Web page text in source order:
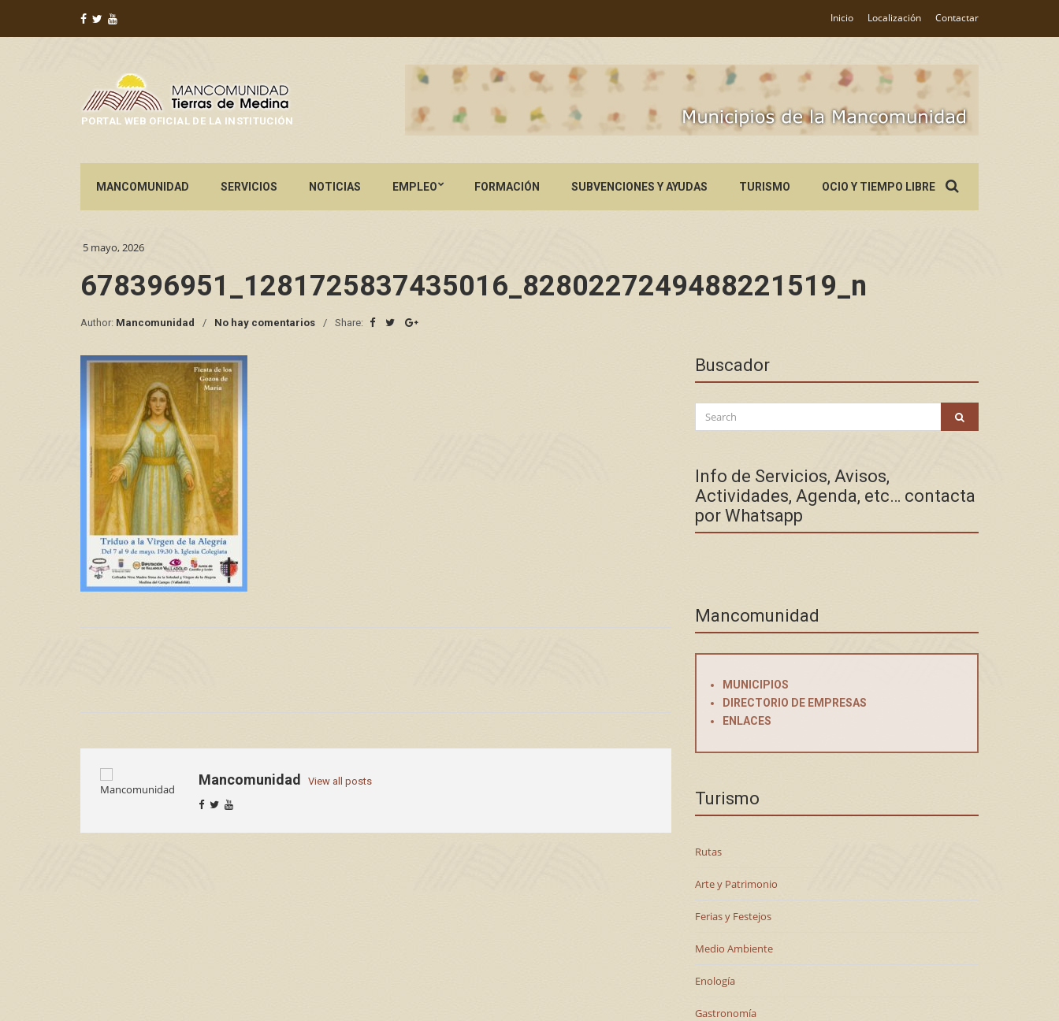
Inicio Localización Contactar
PORTAL WEB OFICIAL DE LA INSTITUCIÓN
MANCOMUNIDAD SERVICIOS NOTICIAS EMPLEO FORMACIÓN SUBVENCIONES Y AYUDAS TURISMO OCIO Y TIEMPO LIBREfor:
5 mayo, 2026
678396951_1281725837435016_8280227249488221519_n
Author: Mancomunidad No hay comentarios Share:
Mancomunidad View all posts
Buscador
Search
for:
Info de Servicios, Avisos,
Actividades, Agenda, etc… contacta
por Whatsapp
Mancomunidad
MUNICIPIOS
DIRECTORIO DE EMPRESAS
ENLACES
Turismo
Rutas
Arte y Patrimonio
Ferias y Festejos
Medio Ambiente
Enología
Gastronomía